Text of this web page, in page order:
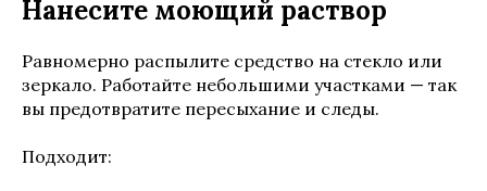
Нанесите моющий раствор
Равномерно распылите средство на стекло или
зеркало. Работайте небольшими участками — так
вы предотвратите пересыхание и следы.
Подходит: